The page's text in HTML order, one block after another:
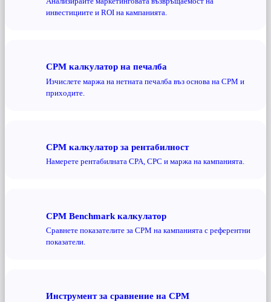
инвестициите и ROI на кампанията.
CPM калкулатор на печалба
Изчислете маржа на нетната печалба въз основа на CPM и
приходите.
CPM калкулатор за рентабилност
Намерете рентабилната CPA, CPC и маржа на кампанията.
CPM Benchmark калкулатор
Сравнете показателите за CPM на кампанията с референтни
показатели.
Инструмент за сравнение на CPM